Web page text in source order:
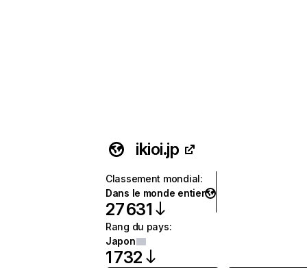
ikioi.jp
Classement mondial:
Dans le monde entier
27 631
Rang du pays:
Japon
1 732